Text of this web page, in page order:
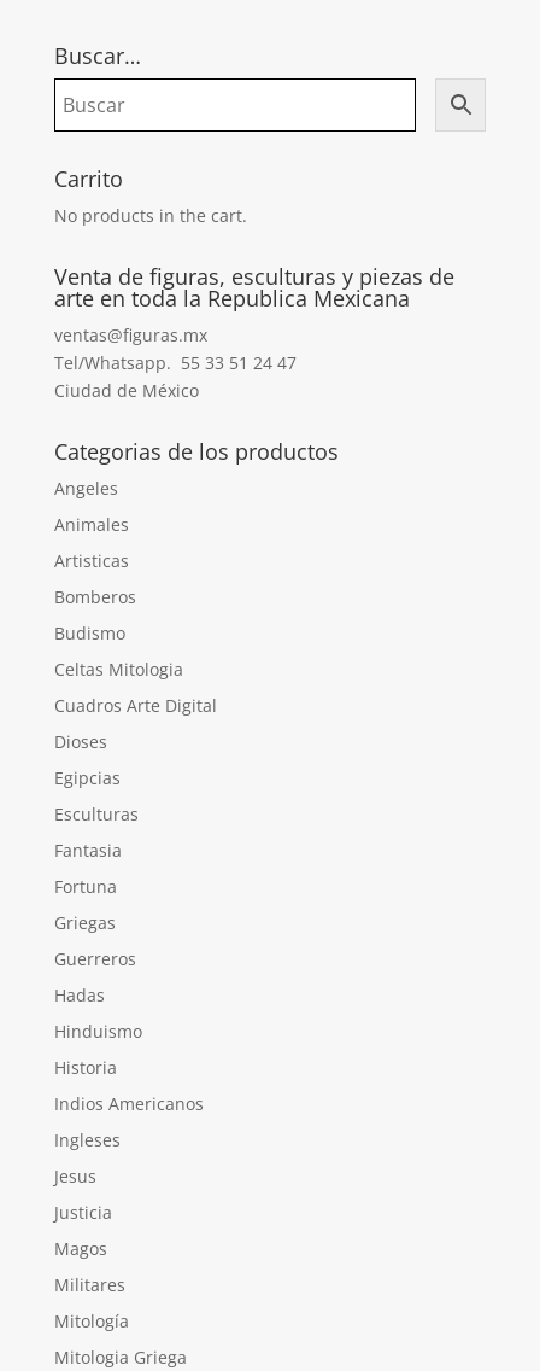
Buscar…
Carrito
No products in the cart.
Venta de figuras, esculturas y piezas de
arte en toda la Republica Mexicana
ventas@figuras.mx
Tel/Whatsapp. 55 33 51 24 47
Ciudad de México
Categorias de los productos
Angeles
Animales
Artisticas
Bomberos
Budismo
Celtas Mitologia
Cuadros Arte Digital
Dioses
Egipcias
Esculturas
Fantasia
Fortuna
Griegas
Guerreros
Hadas
Hinduismo
Historia
Indios Americanos
Ingleses
Jesus
Justicia
Magos
Militares
Mitología
Mitologia Griega